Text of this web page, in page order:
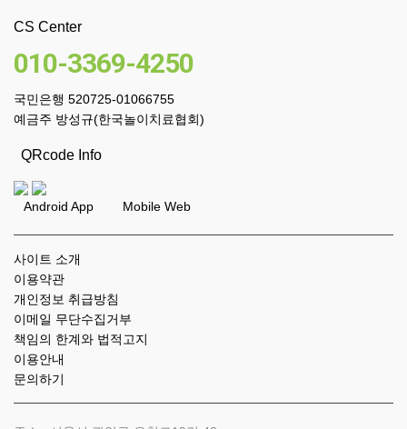
CS Center
010-3369-4250
국민은행 520725-01066755
예금주 방성규(한국놀이치료협회)
QRcode Info
Android App Mobile Web
사이트 소개
이용약관
개인정보 취급방침
이메일 무단수집거부
책임의 한계와 법적고지
이용안내
문의하기